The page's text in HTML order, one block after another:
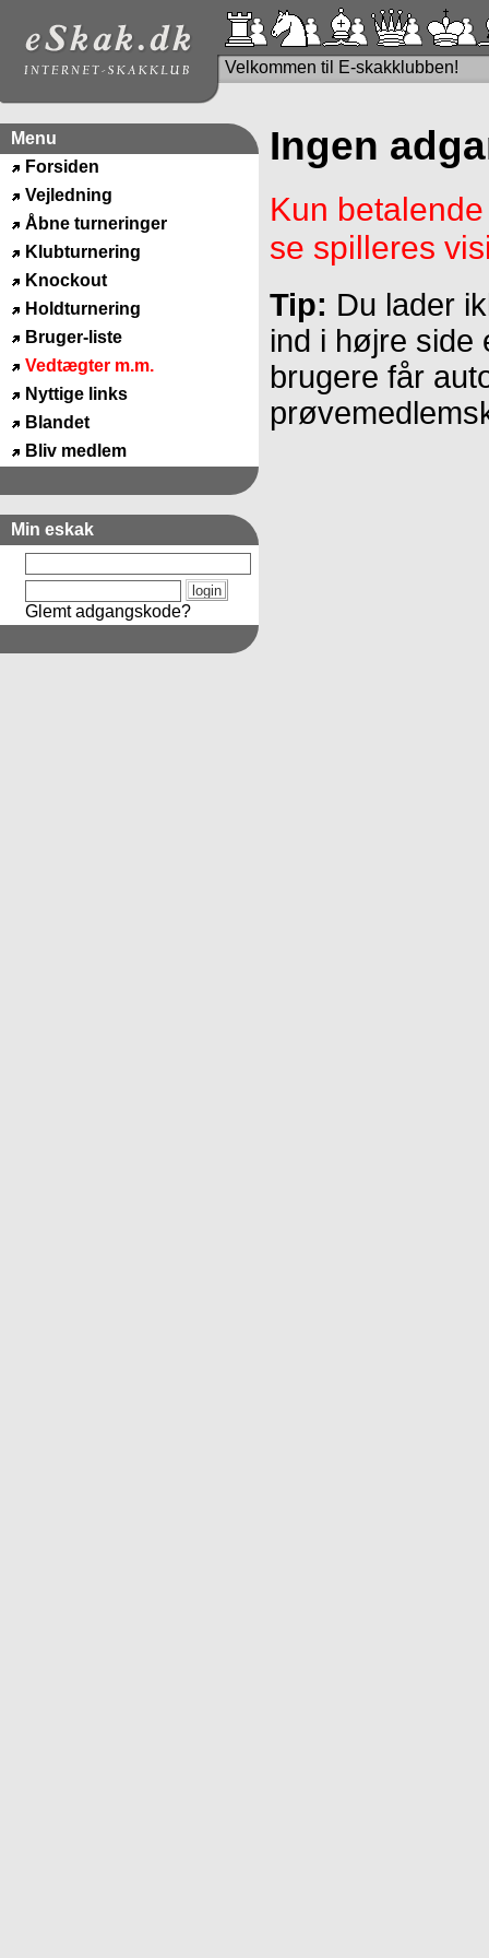
Velkommen til E-skakklubben!
Menu
Forsiden
Vejledning
Åbne turneringer
Klubturnering
Knockout
Holdturnering
Bruger-liste
Vedtægter m.m.
Nyttige links
Blandet
Bliv medlem
Min eskak
Glemt adgangskode?
Ingen
Kun
se spilleres
Tip: Du lader
ind i højre side
brugere får